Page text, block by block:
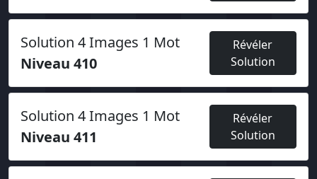
Solution 4 Images 1 Mot
Niveau 410
Révéler
Solution
Solution 4 Images 1 Mot
Niveau 411
Révéler
Solution